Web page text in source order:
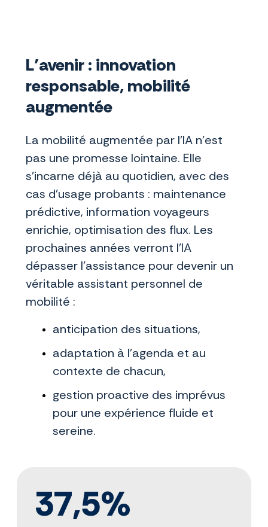
L’avenir : innovation
responsable, mobilité
augmentée
La mobilité augmentée par l’IA n’est
pas une promesse lointaine. Elle
s’incarne déjà au quotidien, avec des
cas d’usage probants : maintenance
prédictive, information voyageurs
enrichie, optimisation des flux. Les
prochaines années verront l’IA
dépasser l’assistance pour devenir un
véritable assistant personnel de
mobilité :
anticipation des situations,
adaptation à l’agenda et au
contexte de chacun,
gestion proactive des imprévus
pour une expérience fluide et
sereine.
37,5%